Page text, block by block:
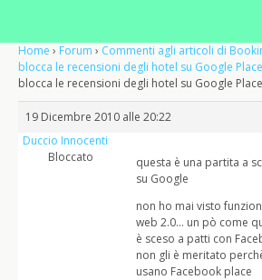
Home › Forum › Commenti agli articoli di
blocca le recensioni degli hotel su Google
blocca le recensioni degli hotel su Google
19 Dicembre 2010 alle 20:22
Duccio Innocenti
Bloccato
questa è una partita a
su Google
non ho mai visto
web 2.0… un pò come
è sceso a patti con
non gli è meritato
usano Facebook place